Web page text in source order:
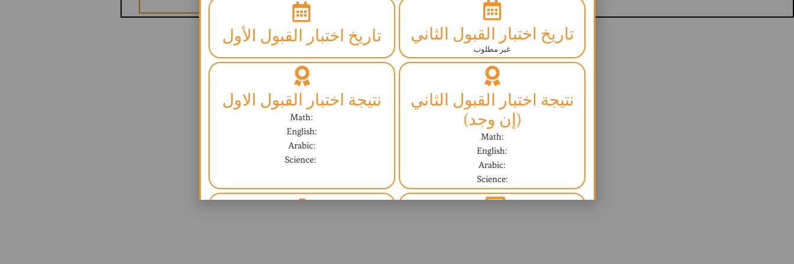
تاريخ اختبار القبول الأول تاريخ اختبار القبول الثاني
غير مطلوب
نتيجة اختبار القبول الاول
Math:
English:
Arabic:
Science:
نتيجة اختبار القبول الثاني
(إن وجد)
Math:
English:
Arabic:
Science: